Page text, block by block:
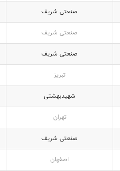
صنعتی شریف
صنعتی شریف
صنعتی شریف
تبریز
شهیدبهشتی
تهران
صنعتی شریف
اصفهان